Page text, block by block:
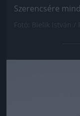
Szerencsére